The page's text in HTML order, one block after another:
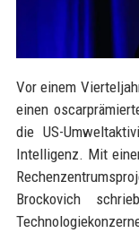
Vor einem
einen
die US-
Intelligenz. Mit
Brockovich